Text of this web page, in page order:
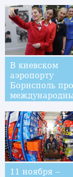
В киевском
аэропорту
Борисполь
11 ноября --